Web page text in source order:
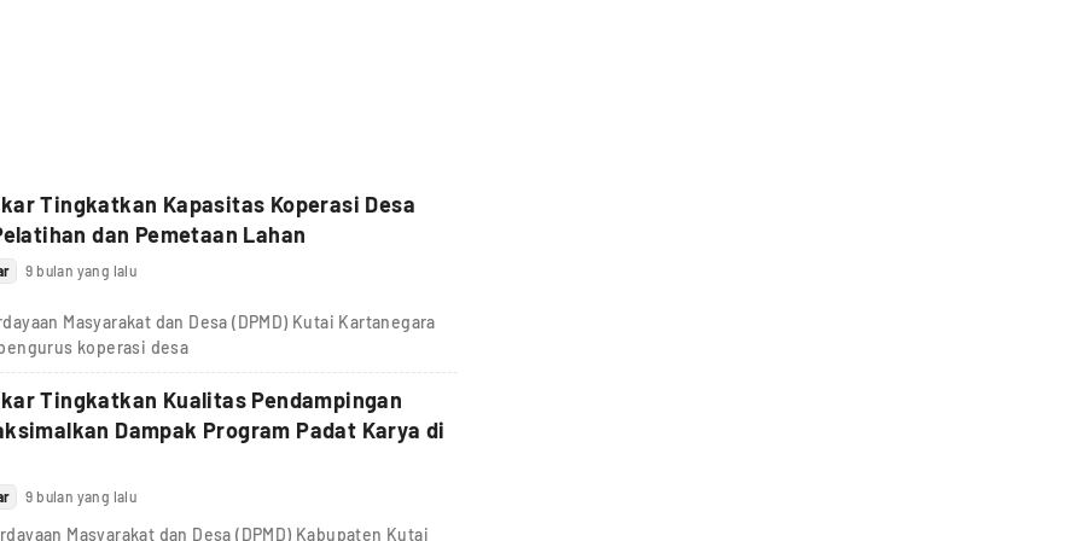
Tingkatkan Kapasitas Koperasi Desa
dan Pemetaan Lahan
9 bulan yang lalu
Masyarakat dan Desa (DPMD) Kutai Kartanegara
koperasi desa
Tingkatkan Kualitas Pendampingan
Dampak Program Padat Karya di
9 bulan yang lalu
Masyarakat dan Desa (DPMD) Kabupaten Kutai